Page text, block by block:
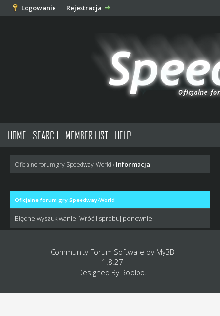
Logowanie Rejestracja
HOME SEARCH MEMBER LIST HELP
Oficjalne forum gry Speedway-World › Informacja
Oficjalne forum gry Speedway-World
Błędne wyszukiwanie. Wróć i spróbuj ponownie.
Community Forum Software by MyBB
1.8.27
Designed By Rooloo.